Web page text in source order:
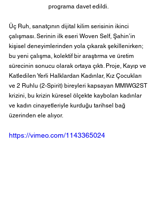
programa davet edildi.
Üç Ruh, sanatçının dijital kilim serisinin ikinci
çalışması. Serinin ilk eseri Woven Self, Şahin’in
kişisel deneyimlerinden yola çıkarak şekillenirken;
bu yeni çalışma, kolektif bir araştırma ve üretim
sürecinin sonucu olarak ortaya çıktı. Proje, Kayıp ve
Katledilen Yerli Halklardan Kadınlar, Kız Çocukları
ve 2 Ruhlu (2-Spirit) bireyleri kapsayan MMIWG2ST
krizini, bu krizin küresel ölçekte kaybolan kadınlar
ve kadın cinayetleriyle kurduğu tarihsel bağ
üzerinden ele alıyor.
https://vimeo.com/1143365024